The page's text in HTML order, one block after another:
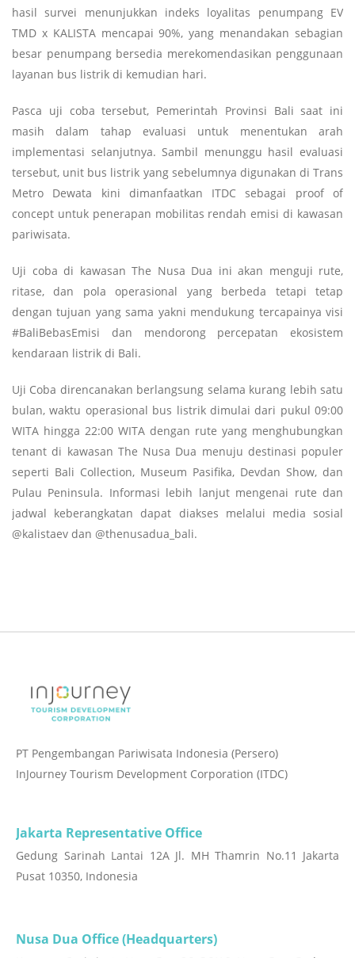
hasil survei menunjukkan indeks loyalitas penumpang EV
TMD x KALISTA mencapai 90%, yang menandakan sebagian
besar penumpang bersedia merekomendasikan penggunaan
layanan bus listrik di kemudian hari.
Pasca uji coba tersebut, Pemerintah Provinsi Bali saat ini
masih dalam tahap evaluasi untuk menentukan arah
implementasi selanjutnya. Sambil menunggu hasil evaluasi
tersebut, unit bus listrik yang sebelumnya digunakan di Trans
Metro Dewata kini dimanfaatkan ITDC sebagai proof of
concept untuk penerapan mobilitas rendah emisi di kawasan
pariwisata.
Uji coba di kawasan The Nusa Dua ini akan menguji rute,
ritase, dan pola operasional yang berbeda tetapi tetap
dengan tujuan yang sama yakni mendukung tercapainya visi
#BaliBebasEmisi dan mendorong percepatan ekosistem
kendaraan listrik di Bali.
Uji Coba direncanakan berlangsung selama kurang lebih satu
bulan, waktu operasional bus listrik dimulai dari pukul 09:00
WITA hingga 22:00 WITA dengan rute yang menghubungkan
tenant di kawasan The Nusa Dua menuju destinasi populer
seperti Bali Collection, Museum Pasifika, Devdan Show, dan
Pulau Peninsula. Informasi lebih lanjut mengenai rute dan
jadwal keberangkatan dapat diakses melalui media sosial
@kalistaev dan @thenusadua_bali.
PT Pengembangan Pariwisata Indonesia (Persero)
InJourney Tourism Development Corporation (ITDC)
Jakarta Representative Office
Gedung Sarinah Lantai 12A Jl. MH Thamrin No.11 Jakarta
Pusat 10350, Indonesia
Nusa Dua Office (Headquarters)